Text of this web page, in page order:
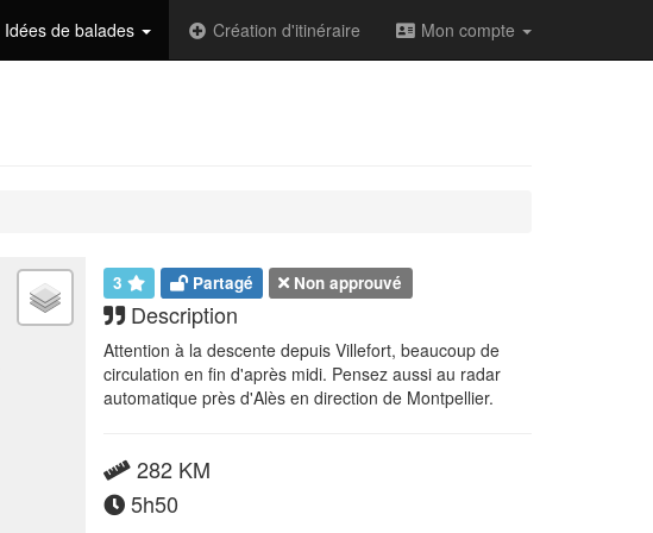
Idées de balades Création d'itinéraire Mon compte
3 Partagé Non approuvé
Description
Attention à la descente depuis Villefort, beaucoup de
circulation en fin d'après midi. Pensez aussi au radar
automatique près d'Alès en direction de Montpellier.
282 KM
5h50